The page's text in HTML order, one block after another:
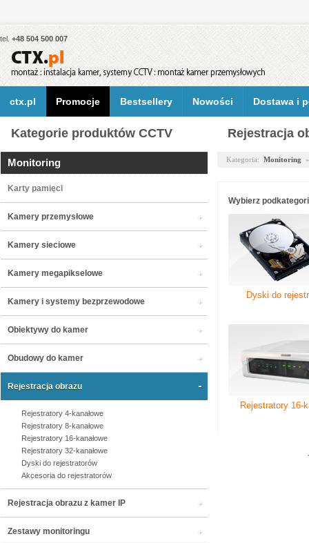
tel. +48 504 500 007
ctx.pl Promocje Bestsellery Nowości Dostawa i
Kategorie produktów CCTV
Monitoring
Karty pamięci
Kamery przemysłowe
Kamery sieciowe
Kamery megapikselowe
Kamery i systemy bezprzewodowe
Obiektywy do kamer
Obudowy do kamer
Rejestracja obrazu
Rejestratory 4-kanałowe
Rejestratory 8-kanałowe
Rejestratory 16-kanałowe
Rejestratory 32-kanałowe
Dyski do rejestratorów
Akcesoria do rejestratorów
Rejestracja obrazu z kamer IP
Zestawy monitoringu
Rejestracja
Kategoria: Monitoring
Wybierz
Dyski do
Rejestratory 16-